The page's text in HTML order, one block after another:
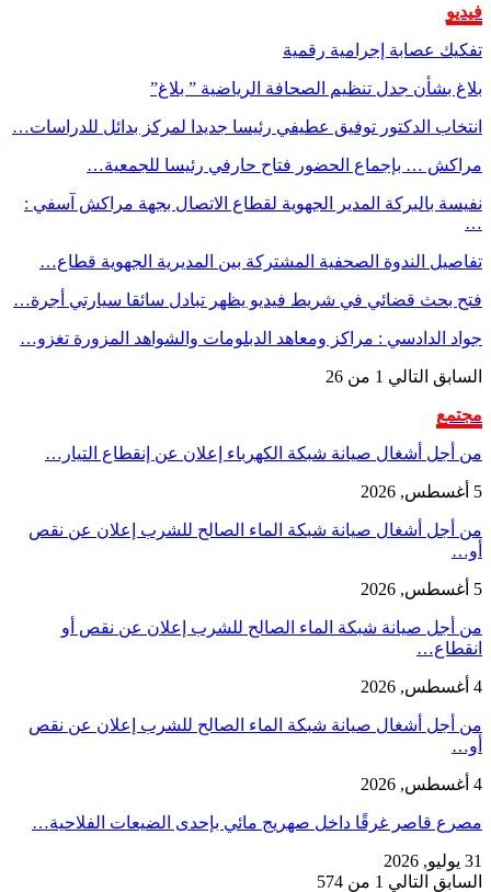
فيديو
تفكيك عصابة إجرامية رقمية
بلاغ بشأن جدل تنظيم الصحافة الرياضية ” بلاغ”
انتخاب الدكتور توفيق عطيفي رئيسا جديدا لمركز بدائل للدراسات…
مراكش … بإجماع الحضور فتاح حارفي رئيسا للجمعية…
نفيسة بالبركة المدير الجهوية لقطاع الاتصال بجهة مراكش آسفي :
…
تفاصيل الندوة الصحفية المشتركة بين المديرية الجهوية قطاع…
فتح بحث قضائي في شريط فيديو يظهر تبادل سائقا سيارتي أجرة…
جواد الدادسي : مراكز ومعاهد الدبلومات والشواهد المزورة تغزو…
السابق التالي 1 من 26
مجتمع
من أجل أشغال صيانة شبكة الكهرباء إعلان عن إنقطاع التيار…
5 أغسطس, 2026
من أجل أشغال صيانة شبكة الماء الصالح للشرب إعلان عن نقص
أو…
5 أغسطس, 2026
من أجل صيانة شبكة الماء الصالح للشرب إعلان عن نقص أو
انقطاع…
4 أغسطس, 2026
من أجل أشغال صيانة شبكة الماء الصالح للشرب إعلان عن نقص
أو…
4 أغسطس, 2026
مصرع قاصر غرقًا داخل صهريج مائي بإحدى الضيعات الفلاحية…
31 يوليو, 2026
السابق التالي 1 من 574